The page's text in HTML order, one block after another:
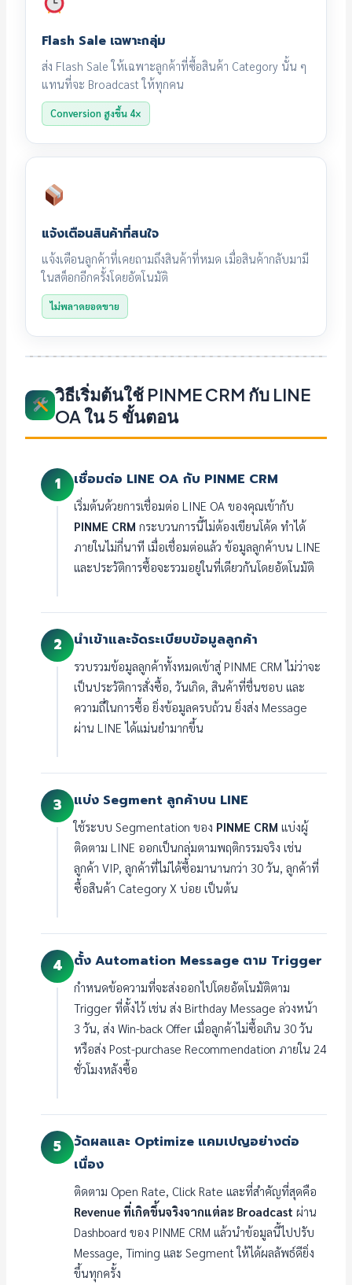
Flash Sale เฉพาะกลุ่ม
ส่ง Flash Sale ให้เฉพาะลูกค้าที่ซื้อสินค้า Category นั้น ๆ
แทนที่จะ Broadcast ให้ทุกคน
Conversion สูงขึ้น 4×
แจ้งเตือนสินค้าที่สนใจ
แจ้งเตือนลูกค้าที่เคยถามถึงสินค้าที่หมด เมื่อสินค้ากลับมามี
ในสต็อกอีกครั้งโดยอัตโนมัติ
ไม่พลาดยอดขาย
วิธีเริ่มต้นใช้ PINME CRM กับ LINE
OA ใน 5 ขั้นตอน
1 เชื่อมต่อ LINE OA กับ PINME CRM
เริ่มต้นด้วยการเชื่อมต่อ LINE OA ของคุณเข้ากับ
PINME CRM กระบวนการนี้ไม่ต้องเขียนโค้ด ทำได้
ภายในไม่กี่นาที เมื่อเชื่อมต่อแล้ว ข้อมูลลูกค้าบน LINE
และประวัติการซื้อจะรวมอยู่ในที่เดียวกันโดยอัตโนมัติ
2 นำเข้าและจัดระเบียบข้อมูลลูกค้า
รวบรวมข้อมูลลูกค้าทั้งหมดเข้าสู่ PINME CRM ไม่ว่าจะ
เป็นประวัติการสั่งซื้อ, วันเกิด, สินค้าที่ชื่นชอบ และ
ความถี่ในการซื้อ ยิ่งข้อมูลครบถ้วน ยิ่งส่ง Message
ผ่าน LINE ได้แม่นยำมากขึ้น
3 แบ่ง Segment ลูกค้าบน LINE
ใช้ระบบ Segmentation ของ PINME CRM แบ่งผู้
ติดตาม LINE ออกเป็นกลุ่มตามพฤติกรรมจริง เช่น
ลูกค้า VIP, ลูกค้าที่ไม่ได้ซื้อมานานกว่า 30 วัน, ลูกค้าที่
ซื้อสินค้า Category X บ่อย เป็นต้น
4 ตั้ง Automation Message ตาม Trigger
กำหนดข้อความที่จะส่งออกไปโดยอัตโนมัติตาม
Trigger ที่ตั้งไว้ เช่น ส่ง Birthday Message ล่วงหน้า
3 วัน, ส่ง Win-back Offer เมื่อลูกค้าไม่ซื้อเกิน 30 วัน
หรือส่ง Post-purchase Recommendation ภายใน 24
ชั่วโมงหลังซื้อ
5
วัดผลและ Optimize แคมเปญอย่างต่อ
เนื่อง
ติดตาม Open Rate, Click Rate และที่สำคัญที่สุดคือ
Revenue ที่เกิดขึ้นจริงจากแต่ละ Broadcast ผ่าน
Dashboard ของ PINME CRM แล้วนำข้อมูลนี้ไปปรับ
Message, Timing และ Segment ให้ได้ผลลัพธ์ดียิ่ง
ขึ้นทุกครั้ง